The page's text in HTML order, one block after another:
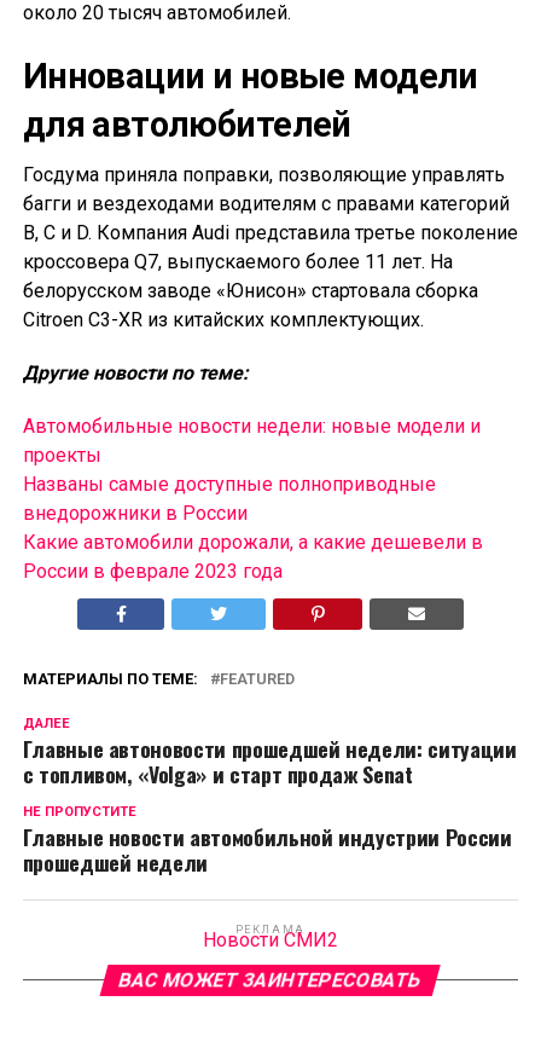
около 20 тысяч автомобилей.
Инновации и новые модели
для автолюбителей
Госдума приняла поправки, позволяющие управлять
багги и вездеходами водителям с правами категорий
B, C и D. Компания Audi представила третье поколение
кроссовера Q7, выпускаемого более 11 лет. На
белорусском заводе «Юнисон» стартовала сборка
Citroen C3-XR из китайских комплектующих.
Другие новости по теме:
Автомобильные новости недели: новые модели и
проекты
Названы самые доступные полноприводные
внедорожники в России
Какие автомобили дорожали, а какие дешевели в
России в феврале 2023 года
МАТЕРИАЛЫ ПО ТЕМЕ: FEATURED
ДАЛЕЕ
Главные автоновости прошедшей недели: ситуации
с топливом, «Volga» и старт продаж Senat
НЕ ПРОПУСТИТЕ
Главные новости автомобильной индустрии России
прошедшей недели
РЕКЛАМА
Новости СМИ2
ВАС МОЖЕТ ЗАИНТЕРЕСОВАТЬ